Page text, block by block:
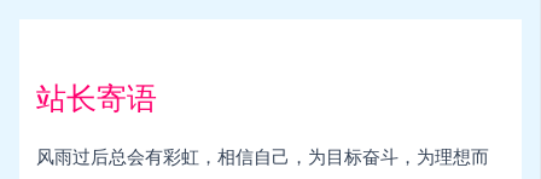
站长寄语
风雨过后总会有彩虹，相信自己，为目标奋斗，为理想而